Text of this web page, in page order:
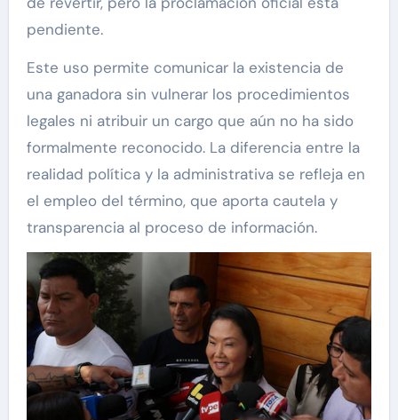
pendiente.
Este uso permite comunicar la existencia de
una ganadora sin vulnerar los procedimientos
legales ni atribuir un cargo que aún no ha sido
formalmente reconocido. La diferencia entre la
realidad política y la administrativa se refleja en
el empleo del término, que aporta cautela y
transparencia al proceso de información.